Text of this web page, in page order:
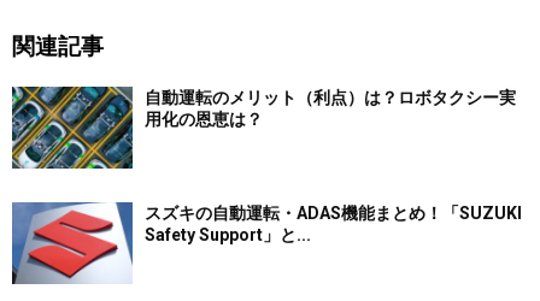
関連記事
自動運転のメリット（利点）は？ロボタクシー実
用化の恩恵は？
スズキの自動運転・ADAS機能まとめ！「SUZUKI
Safety Support」と...